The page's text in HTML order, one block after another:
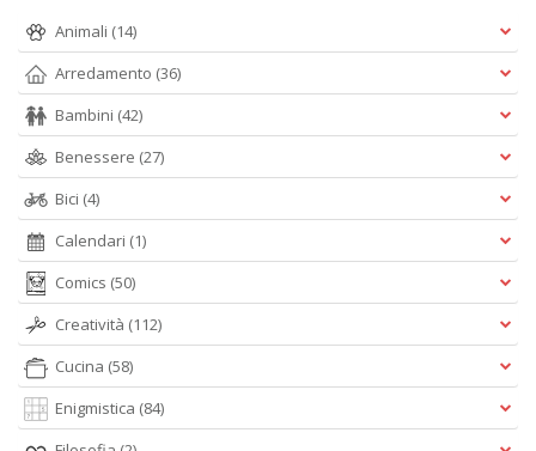
Animali (14)
Arredamento (36)
Bambini (42)
Benessere (27)
Bici (4)
Calendari (1)
Comics (50)
Creatività (112)
Cucina (58)
Enigmistica (84)